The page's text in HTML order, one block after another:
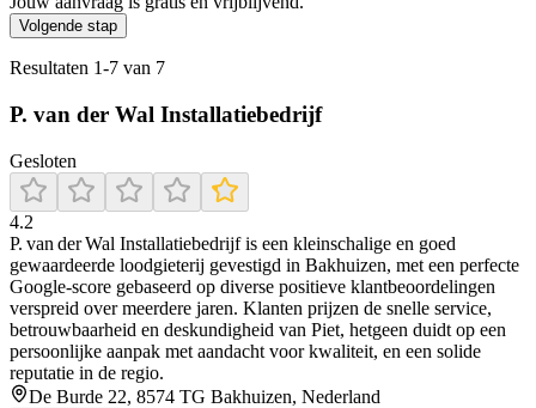
Volgende stap
Resultaten 1-7 van 7
P. van der Wal Installatiebedrijf
Gesloten
4.2
P. van der Wal Installatiebedrijf is een kleinschalige en goed
gewaardeerde loodgieterij gevestigd in Bakhuizen, met een perfecte
Google-score gebaseerd op diverse positieve klantbeoordelingen
verspreid over meerdere jaren. Klanten prijzen de snelle service,
betrouwbaarheid en deskundigheid van Piet, hetgeen duidt op een
persoonlijke aanpak met aandacht voor kwaliteit, en een solide
reputatie in de regio.
De Burde 22, 8574 TG Bakhuizen, Nederland